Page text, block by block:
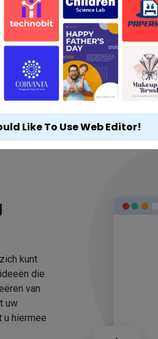
kunt
die
van
uw
u hiermee
Like To Use Web Editor!